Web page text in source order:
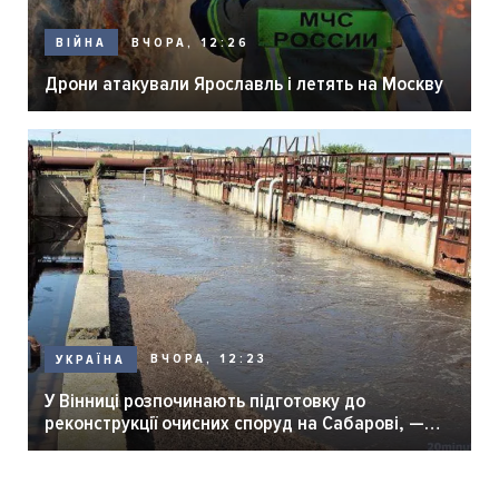
ВІЙНА ВЧОРА, 12:26
Дрони атакували Ярославль і летять на Москву
УКРАЇНА ВЧОРА, 12:23
У Вінниці розпочинають підготовку до
реконструкції очисних споруд на Сабарові, —
мер Вінниці.